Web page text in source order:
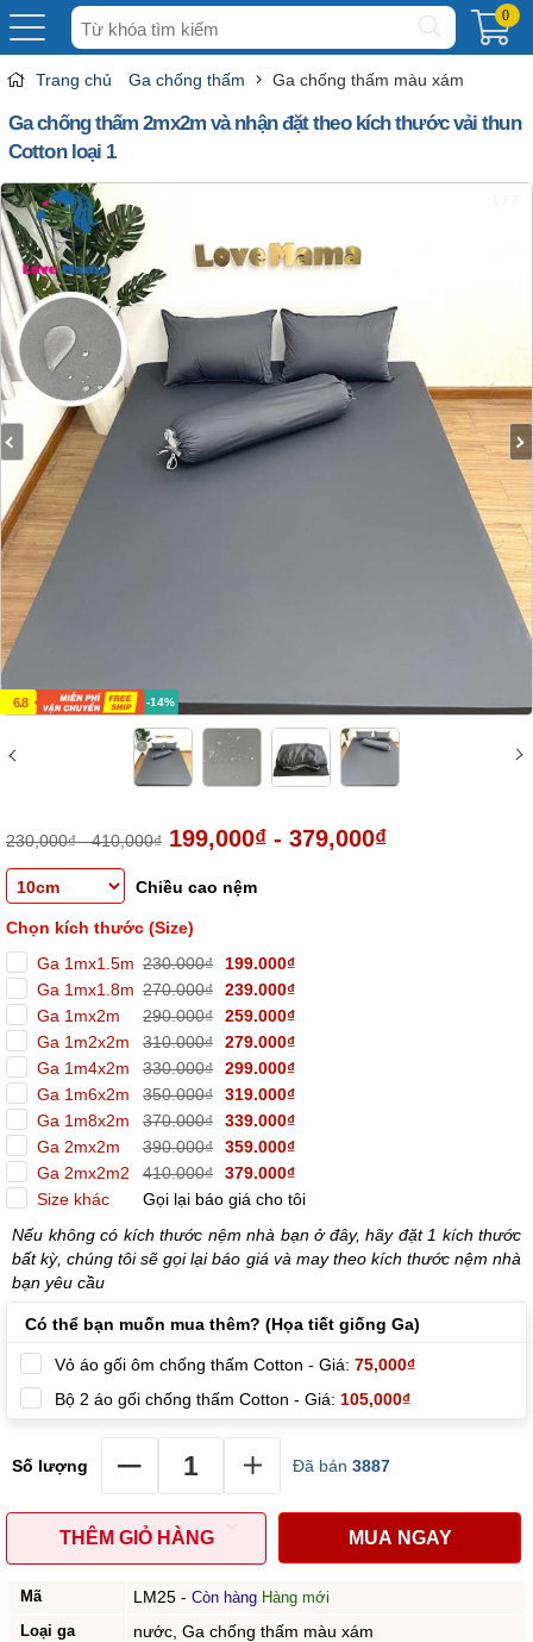
Tìm
kiếm
0
Trang chủ Ga chống thấm Ga chống thấm màu xám
Ga chống thấm 2mx2m và nhận đặt theo kích thước vải thun
Cotton loại 1
6.8 -14%
230,000₫ - 410,000₫ 199,000₫ - 379,000₫
Chiều cao nệm
Chọn kích thước (Size)
Ga 1mx1.5m 230.000₫
199.000₫
Ga 1mx1.8m 270.000₫
239.000₫
Ga 1mx2m
290.000₫
259.000₫
Ga 1m2x2m
310.000₫
279.000₫
Ga 1m4x2m
330.000₫
299.000₫
Ga 1m6x2m
350.000₫
319.000₫
Ga 1m8x2m
370.000₫
339.000₫
Ga 2mx2m
390.000₫
359.000₫
Ga 2mx2m2
410.000₫
379.000₫
Size khác
Gọi lại báo giá cho tôi
Nếu không có kích thước nệm nhà bạn ở đây, hãy đặt 1 kích thước
bất kỳ, chúng tôi sẽ gọi lại báo giá và may theo kích thước nệm nhà
bạn yêu cầu
Có thể bạn muốn mua thêm? (Họa tiết giống Ga)
Vỏ áo gối ôm chống thấm Cotton - Giá: 75,000₫
Bộ 2 áo gối chống thấm Cotton - Giá: 105,000₫
Số lượng Đã bán 3887
THÊM GIỎ HÀNG MUA NGAY
Mã LM25 - Còn hàng Hàng mới
Loại ga
nước, Ga chống thấm màu xám